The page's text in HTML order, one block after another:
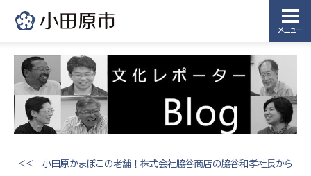
メニュー
<<
小田原かまぼこの老舗！株式会社脇谷商店の脇谷和孝社長から